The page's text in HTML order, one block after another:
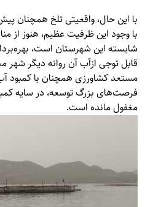
با این حال، واقعیتی تلخ همچنان
با وجود این ظرفیت عظیم، هنوز از
شایسته این شهرستان است،
قابل توجی ازآب آن روانه دیگر شهر
مستعد کشاورزی همچنان با کمبود
فرصت‌های بزرگ توسعه، در سایه
مغفول مانده است.